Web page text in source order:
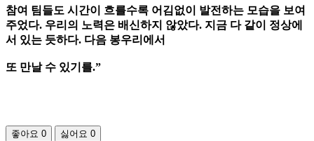
참여 팀들도 시간이 흐를수록 어김없이 발전하는 모습을 보여
주었다. 우리의 노력은 배신하지 않았다. 지금 다 같이 정상에
서 있는 듯하다. 다음 봉우리에서
또 만날 수 있기를.”
좋아요 0 싫어요 0